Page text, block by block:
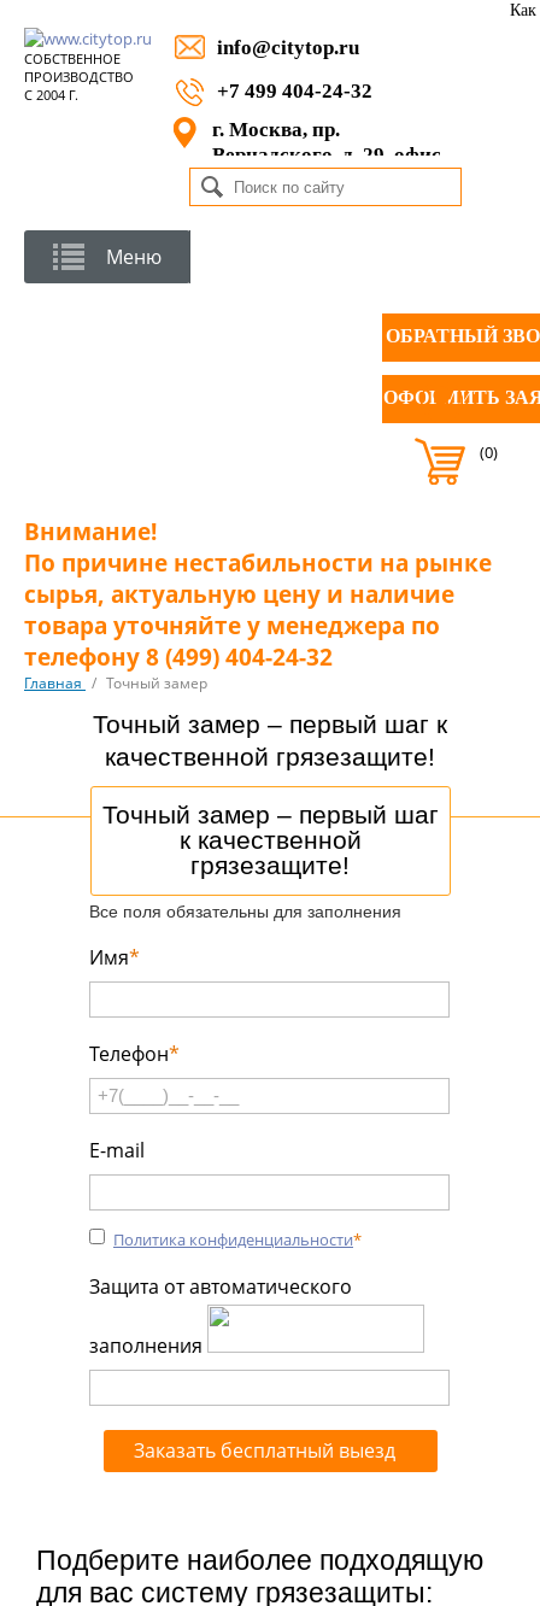
СОБСТВЕННОЕ
ПРОИЗВОДСТВО
С 2004 Г.
info@citytop.ru
+7 499 404-24-32
г. Москва, пр.
Вернадского, д. 29, офис
1105
Меню
ОБРАТНЫЙ
ОФОРМИТЬ
(0)
Внимание!
По причине нестабильности на рынке
сырья, актуальную цену и наличие
товара уточняйте у менеджера по
телефону 8 (499) 404-24-32
Главная / Точный замер
Точный замер – первый шаг к
качественной грязезащите!
Точный замер – первый шаг
к качественной
грязезащите!
Все поля обязательны для заполнения
Имя*
Телефон*
E-mail
Политика конфиденциальности*
Защита от автоматического
заполнения
Подберите наиболее подходящую
для вас систему грязезащиты:
Как